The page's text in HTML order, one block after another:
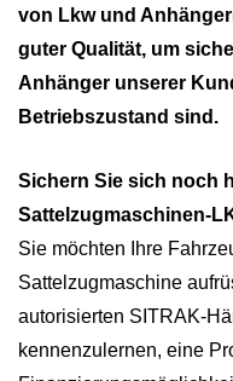
von Lkw und
guter Qualität, um
Anhänger unserer
Betriebszustand sind.
Sichern Sie sich noch
Sattelzugmaschinen-
Sie möchten Ihre
Sattelzugmaschine
autorisierten SITRAK-
kennenzulernen, eine